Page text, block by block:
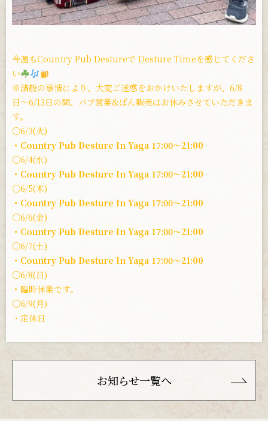
今週もCountry Pub Destureで Desture Timeを感じてくださ
い
※諸般の事情により、大変ご迷惑をおかけいたしますが、6/8
日〜6/13日の間、パブ営業&ぱん販売はお休みさせていただきま
す。
○6/3(火)
・Country Pub Desture In Yaga 17:00〜21:00
○6/4(水)
・Country Pub Desture In Yaga 17:00〜21:00
○6/5(木)
・Country Pub Desture In Yaga 17:00〜21:00
○6/6(金)
・Country Pub Desture In Yaga 17:00〜21:00
○6/7(土)
・Country Pub Desture In Yaga 17:00〜21:00
○6/8(日)
・ 臨時休業です。
○6/9(月)
・定休日
お知らせ一覧へ